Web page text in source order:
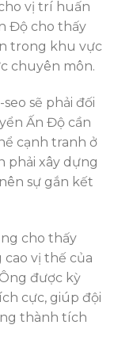
vị trí huấn
Độ cho thấy
trong khu vực
chuyên môn.
sẽ phải đối
Ấn Độ cần
cạnh tranh ở
phải xây dựng
sự gắn kết
cho thấy
vị thế của
được kỳ
cực, giúp đội
thành tích